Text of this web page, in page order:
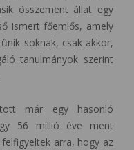
összement állat egy
ismert főemlős, amely
soknak, csak akkor,
tanulmányok szerint
már egy hasonló
56 millió éve ment
arra, hogy az